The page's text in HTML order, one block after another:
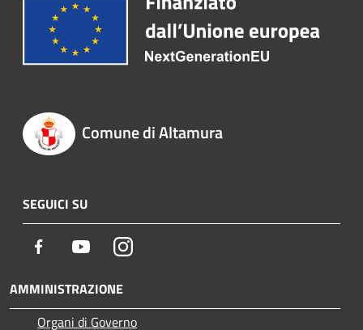
Comune di Altamura
SEGUICI SU
Facebook YoutubeInstagram
AMMINISTRAZIONE
Organi di Governo